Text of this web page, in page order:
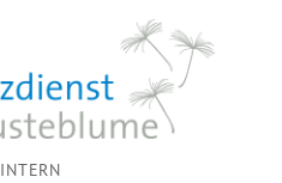
INTERN